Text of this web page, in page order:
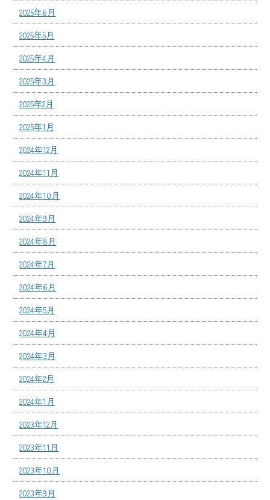
2025年6月
2025年5月
2025年4月
2025年3月
2025年2月
2025年1月
2024年12月
2024年11月
2024年10月
2024年9月
2024年8月
2024年7月
2024年6月
2024年5月
2024年4月
2024年3月
2024年2月
2024年1月
2023年12月
2023年11月
2023年10月
2023年9月